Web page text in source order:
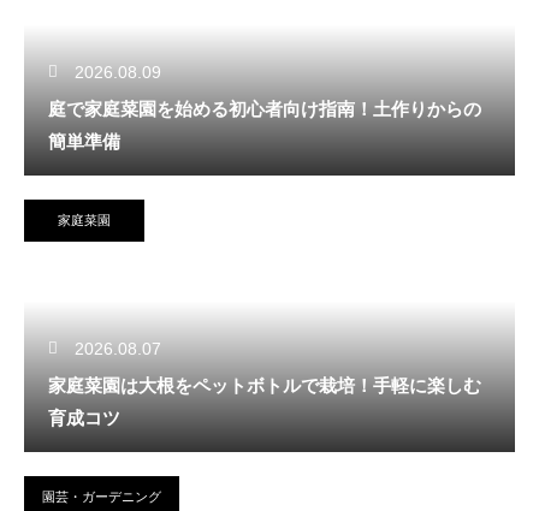
2026.08.09
庭で家庭菜園を始める初心者向け指南！土作りからの
簡単準備
家庭菜園
2026.08.07
家庭菜園は大根をペットボトルで栽培！手軽に楽しむ
育成コツ
園芸・ガーデニング